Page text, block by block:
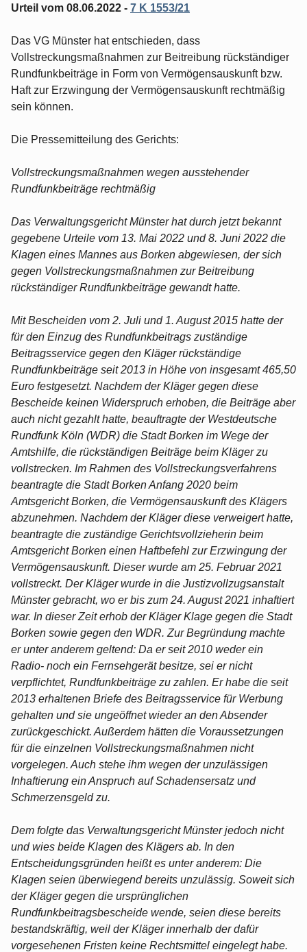
Urteil vom 08.06.2022 - 7 K 1553/21
Das VG Münster hat entschieden, dass
Vollstreckungsmaßnahmen zur Beitreibung rückständiger
Rundfunkbeiträge in Form von Vermögensauskunft bzw.
Haft zur Erzwingung der Vermögensauskunft rechtmäßig
sein können.
Die Pressemitteilung des Gerichts:
Vollstreckungsmaßnahmen wegen ausstehender
Rundfunkbeiträge rechtmäßig
Das Verwaltungsgericht Münster hat durch jetzt bekannt
gegebene Urteile vom 13. Mai 2022 und 8. Juni 2022 die
Klagen eines Mannes aus Borken abgewiesen, der sich
gegen Vollstreckungsmaßnahmen zur Beitreibung
rückständiger Rundfunkbeiträge gewandt hatte.
Mit Bescheiden vom 2. Juli und 1. August 2015 hatte der
für den Einzug des Rundfunkbeitrags zuständige
Beitragsservice gegen den Kläger rückständige
Rundfunkbeiträge seit 2013 in Höhe von insgesamt 465,50
Euro festgesetzt. Nachdem der Kläger gegen diese
Bescheide keinen Widerspruch erhoben, die Beiträge aber
auch nicht gezahlt hatte, beauftragte der Westdeutsche
Rundfunk Köln (WDR) die Stadt Borken im Wege der
Amtshilfe, die rückständigen Beiträge beim Kläger zu
vollstrecken. Im Rahmen des Vollstreckungsverfahrens
beantragte die Stadt Borken Anfang 2020 beim
Amtsgericht Borken, die Vermögensauskunft des Klägers
abzunehmen. Nachdem der Kläger diese verweigert hatte,
beantragte die zuständige Gerichtsvollzieherin beim
Amtsgericht Borken einen Haftbefehl zur Erzwingung der
Vermögensauskunft. Dieser wurde am 25. Februar 2021
vollstreckt. Der Kläger wurde in die Justizvollzugsanstalt
Münster gebracht, wo er bis zum 24. August 2021 inhaftiert
war. In dieser Zeit erhob der Kläger Klage gegen die Stadt
Borken sowie gegen den WDR. Zur Begründung machte
er unter anderem geltend: Da er seit 2010 weder ein
Radio- noch ein Fernsehgerät besitze, sei er nicht
verpflichtet, Rundfunkbeiträge zu zahlen. Er habe die seit
2013 erhaltenen Briefe des Beitragsservice für Werbung
gehalten und sie ungeöffnet wieder an den Absender
zurückgeschickt. Außerdem hätten die Voraussetzungen
für die einzelnen Vollstreckungsmaßnahmen nicht
vorgelegen. Auch stehe ihm wegen der unzulässigen
Inhaftierung ein Anspruch auf Schadensersatz und
Schmerzensgeld zu.
Dem folgte das Verwaltungsgericht Münster jedoch nicht
und wies beide Klagen des Klägers ab. In den
Entscheidungsgründen heißt es unter anderem: Die
Klagen seien überwiegend bereits unzulässig. Soweit sich
der Kläger gegen die ursprünglichen
Rundfunkbeitragsbescheide wende, seien diese bereits
bestandskräftig, weil der Kläger innerhalb der dafür
vorgesehenen Fristen keine Rechtsmittel eingelegt habe.